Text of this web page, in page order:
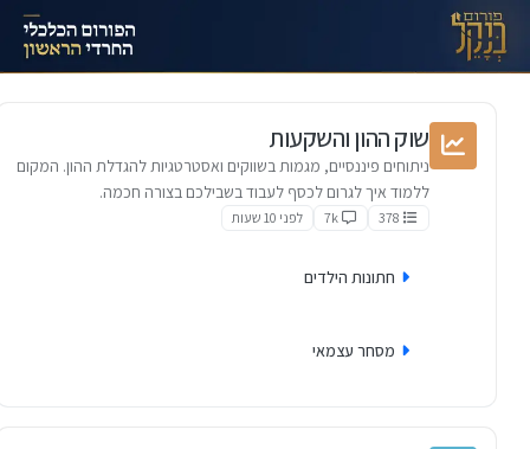
לתוכן
שוק ההון והשקעות
ניתוחים פיננסיים, מגמות בשווקים ואסטרטגיות להגדלת ההון. המקום
ללמוד איך לגרום לכסף לעבוד בשבילכם בצורה חכמה.
378
7k לפני 10 שעות
חתונות הילדים
מסחר עצמאי